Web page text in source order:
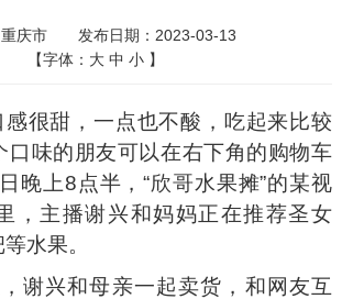
庆市
发布日期：2023-03-13
【字体： 大 中 小 】
感很甜，一点也不酸，吃起来比较
口味的朋友可以在右下角的购物车
晚上8点半，“欣哥水果摊”的某视
，主播谢兴和妈妈正在推荐圣女
水果。
谢兴和母亲一起卖货，和网友互